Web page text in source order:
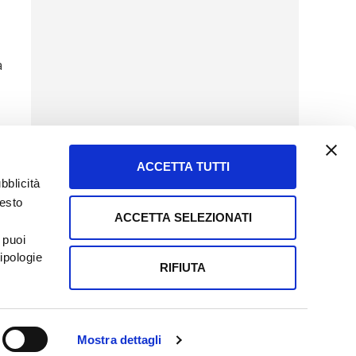
Mostra dettagli
ACCETTA TUTTI
ACCETTA SELEZIONATI
RIFIUTA
SERVIZIO CLIENTI
Tel + 39.045.8009480
clienti@informatoreagrario.it
Capitale sociale: Euro 510.000,00 i.v.